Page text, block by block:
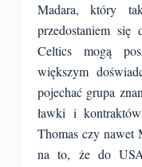
Madara, który
przedostaniem się
Celtics mogą
większym
pojechać grupa
ławki i
Thomas czy nawet
na to, że do